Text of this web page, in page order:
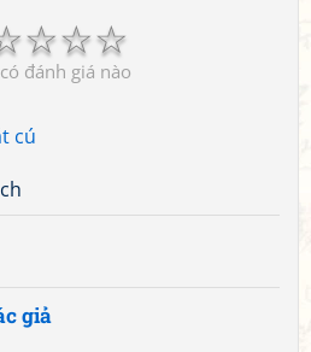
☆
☆
☆
đánh giá nào
cú
giả